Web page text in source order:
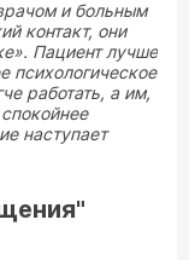
и больным
контакт, они
Пациент лучше
психологическое
работать, а им,
наступает